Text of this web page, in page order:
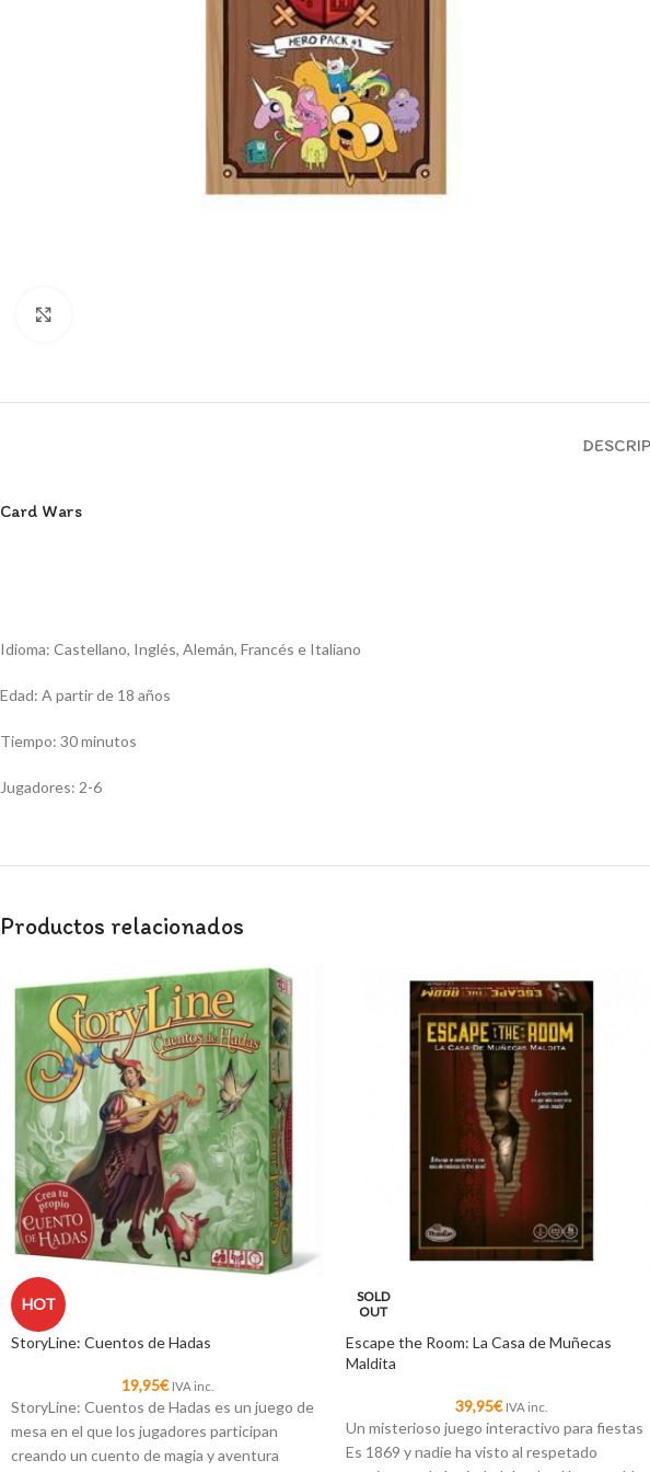
Card Wars
Idioma: Castellano, Inglés, Alemán, Francés e Italiano
Edad: A partir de 18 años
Tiempo: 30 minutos
Jugadores: 2-6
Productos relacionados
HOT
StoryLine: Cuentos de Hadas
19,95€ IVA inc.
StoryLine: Cuentos de Hadas es un juego de
mesa en el que los jugadores participan
creando un cuento de magia y aventura
SOLD
OUT
Escape the Room: La Casa de Muñecas
Maldita
39,95€ IVA inc.
Un misterioso juego interactivo para fiestas
Es 1869 y nadie ha visto al respetado